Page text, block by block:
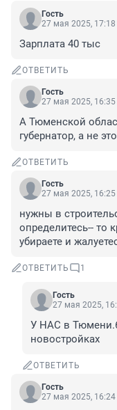
Гость
27 мая 2025, 17:18
Зарплата 40 тыс
ОТВЕТИТЬ
Гость
27 мая 2025, 16:35
А Тюменской
губернатор, а не
ОТВЕТИТЬ
Гость
27 мая 2025, 16:25
нужны в
определитесь-- то
убираете и
ОТВЕТИТЬ 1
Гость
27 мая 2025,
У НАС в
новостройках
ОТВЕТИТЬ
Гость
27 мая 2025, 16:24